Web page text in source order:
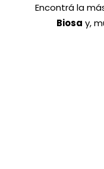
Encontrá la
Biosa y,